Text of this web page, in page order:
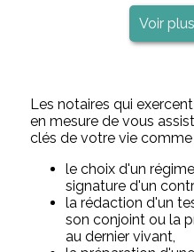
Voir
Les notaires qui
en mesure de vous
clés de votre vie
le choix d'un
signature d'un
la rédaction d'un
son conjoint ou la
au dernier vivant,